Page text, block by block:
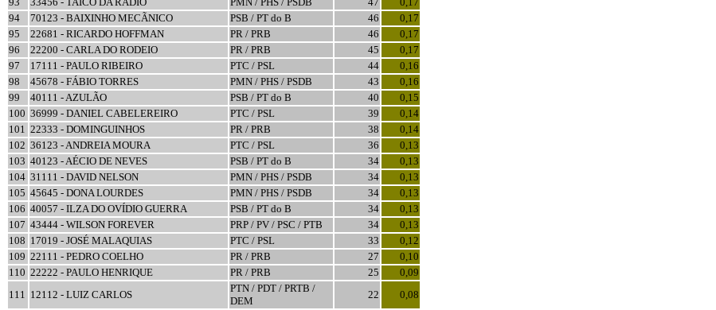
94
70123 - BAIXINHO MECÃNICO PSB / PT do B 46
0,17
95
22681 - RICARDO HOFFMAN PR / PRB 46
0,17
96
22200 - CARLA DO RODEIO PR / PRB 45
0,17
97
17111 - PAULO RIBEIRO PTC / PSL 44
0,16
98
45678 - FÁBIO TORRES PMN / PHS / PSDB 43
0,16
99
40111 - AZULÃO PSB / PT do B 40
0,15
100 36999 - DANIEL CABELEREIRO PTC / PSL 39
0,14
101 22333 - DOMINGUINHOS PR / PRB 38
0,14
102 36123 - ANDREIA MOURA PTC / PSL 36
0,13
103 40123 - AÉCIO DE NEVES PSB / PT do B 34
0,13
104 31111 - DAVID NELSON PMN / PHS / PSDB 34
0,13
105 45645 - DONA LOURDES PMN / PHS / PSDB 34
0,13
106 40057 - ILZA DO OVÍDIO GUERRA PSB / PT do B 34
0,13
107 43444 - WILSON FOREVER PRP / PV / PSC / PTB 34
0,13
108 17019 - JOSÉ MALAQUIAS PTC / PSL 33
0,12
109 22111 - PEDRO COELHO PR / PRB 27
0,10
110 22222 - PAULO HENRIQUE PR / PRB 25
0,09
111 12112 - LUIZ CARLOS
PTN / PDT / PRTB /
DEM
22
0,08